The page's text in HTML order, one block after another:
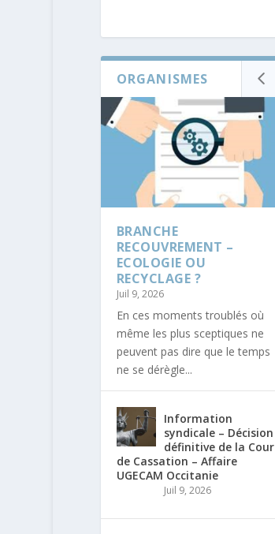
ORGANISMES
BRANCHE
RECOUVREMENT –
ECOLOGIE OU
RECYCLAGE ?
Juil 9, 2026
En ces moments troublés où
même les plus sceptiques ne
peuvent pas dire que le temps
ne se dérègle...
Information
syndicale – Décision
définitive de la Cour
de Cassation – Affaire
UGECAM Occitanie
Juil 9, 2026